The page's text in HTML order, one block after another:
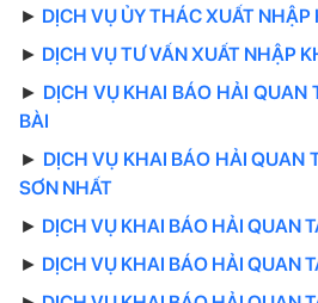
► DỊCH VỤ ỦY THÁC XUẤT NHẬP
► DỊCH VỤ TƯ VẤN XUẤT NHẬP
► DỊCH VỤ KHAI BÁO HẢI QUAN
BÀI
► DỊCH VỤ KHAI BÁO HẢI QUAN
SƠN NHẤT
► DỊCH VỤ KHAI BÁO HẢI QUAN
► DỊCH VỤ KHAI BÁO HẢI QUAN